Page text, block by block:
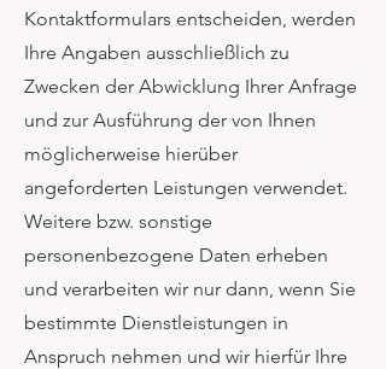
Kontaktformulars entscheiden, werden
Ihre Angaben ausschließlich zu
Zwecken der Abwicklung Ihrer Anfrage
und zur Ausführung der von Ihnen
möglicherweise hierüber
angeforderten Leistungen verwendet.
Weitere bzw. sonstige
personenbezogene Daten erheben
und verarbeiten wir nur dann, wenn Sie
bestimmte Dienstleistungen in
Anspruch nehmen und wir hierfür Ihre